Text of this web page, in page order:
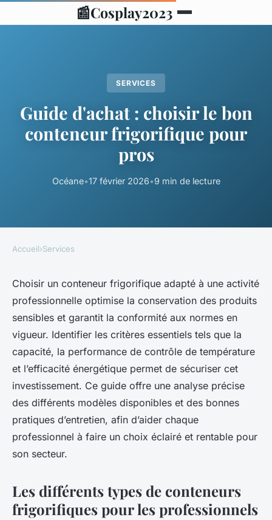
📰Cosplay2023
SERVICES
Guide d'achat : choisir le bon
conteneur frigorifique pour
pros
Océane•17 février 2026•9 min de lecture
Accueil›Services
Choisir un conteneur frigorifique adapté à une activité
professionnelle optimise la conservation des produits
sensibles et garantit la conformité aux normes en
vigueur. Identifier les critères essentiels tels que la
capacité, la performance de contrôle de température
et l’efficacité énergétique permet de sécuriser cet
investissement. Ce guide offre une analyse précise
des différents modèles disponibles et des bonnes
pratiques d’entretien, afin d’aider chaque
professionnel à faire un choix éclairé et rentable pour
son secteur.
Les différents types de conteneurs
frigorifiques pour les professionnels